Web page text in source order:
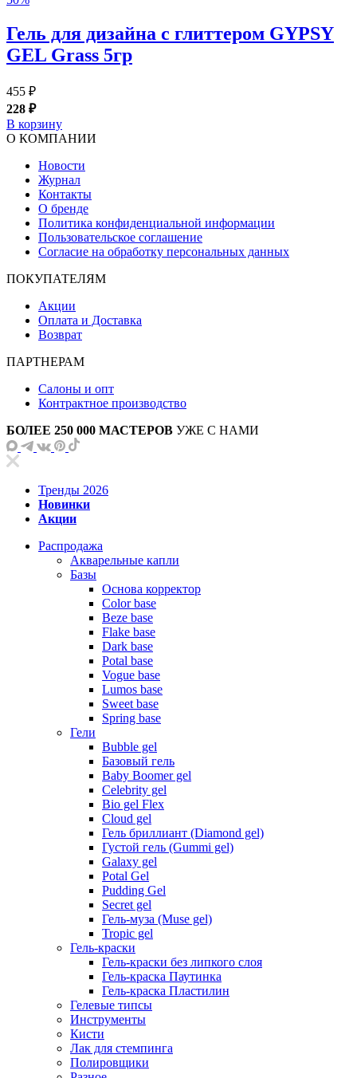
Гель для дизайна с глиттером GYPSY
GEL Grass 5гр
455 ₽
228 ₽
В корзину
О КОМПАНИИ
Новости
Журнал
Контакты
О бренде
Политика конфиденциальной информации
Пользовательское соглашение
Согласие на обработку персональных данных
ПОКУПАТЕЛЯМ
Акции
Оплата и Доставка
Возврат
ПАРТНЕРАМ
Салоны и опт
Контрактное производство
БОЛЕЕ 250 000 МАСТЕРОВ УЖЕ С НАМИ
Тренды 2026
Новинки
Акции
Распродажа
Акварельные капли
Базы
Основа корректор
Color base
Beze base
Flake base
Dark base
Potal base
Vogue base
Lumos base
Sweet base
Spring base
Гели
Bubble gel
Базовый гель
Baby Boomer gel
Celebrity gel
Bio gel Flex
Cloud gel
Гель бриллиант (Diamond gel)
Густой гель (Gummi gel)
Galaxy gel
Potal Gel
Pudding Gel
Secret gel
Гель-муза (Muse gel)
Tropic gel
Гель-краски
Гель-краски без липкого слоя
Гель-краска Паутинка
Гель-краска Пластилин
Гелевые типсы
Инструменты
Кисти
Лак для стемпинга
Полировщики